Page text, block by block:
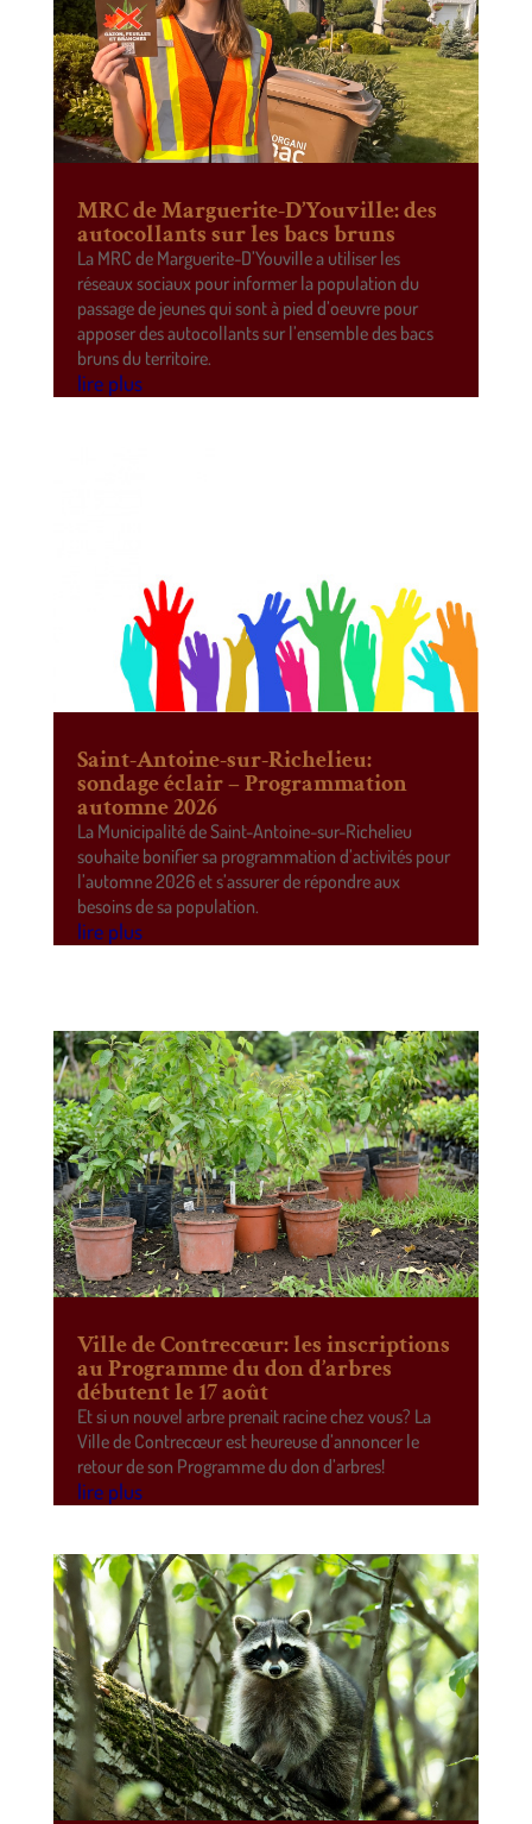
MRC de Marguerite-D’Youville: des
autocollants sur les bacs bruns
La MRC de Marguerite-D’Youville a utiliser les
réseaux sociaux pour informer la population du
passage de jeunes qui sont à pied d’oeuvre pour
apposer des autocollants sur l’ensemble des bacs
bruns du territoire.
lire plus
Saint-Antoine-sur-Richelieu:
sondage éclair – Programmation
automne 2026
La Municipalité de Saint-Antoine-sur-Richelieu
souhaite bonifier sa programmation d’activités pour
l’automne 2026 et s’assurer de répondre aux
besoins de sa population.
lire plus
Ville de Contrecœur: les inscriptions
au Programme du don d’arbres
débutent le 17 août
Et si un nouvel arbre prenait racine chez vous? La
Ville de Contrecœur est heureuse d’annoncer le
retour de son Programme du don d’arbres!
lire plus